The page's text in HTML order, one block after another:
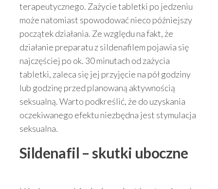
terapeutycznego. Zażycie tabletki po jedzeniu
może natomiast spowodować nieco późniejszy
początek działania. Ze względu na fakt, że
działanie preparatu z sildenafilem pojawia się
najczęściej po ok. 30 minutach od zażycia
tabletki, zaleca się jej przyjęcie na pół godziny
lub godzinę przed planowaną aktywnością
seksualną. Warto podkreślić, że do uzyskania
oczekiwanego efektu niezbędna jest stymulacja
seksualna.
Sildenafil – skutki uboczne